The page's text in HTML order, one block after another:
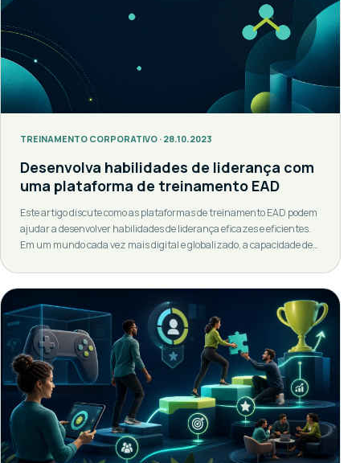
TREINAMENTO CORPORATIVO · 28.10.2023
Desenvolva habilidades de liderança com
uma plataforma de treinamento EAD
Este artigo discute como as plataformas de treinamento EAD podem
ajudar a desenvolver habilidades de liderança eficazes e eficientes.
Em um mundo cada vez mais digital e globalizado, a capacidade de
desenvolver essas habilidades pode ser um desafio. Aqui é onde entra
a Educação a Distância […]